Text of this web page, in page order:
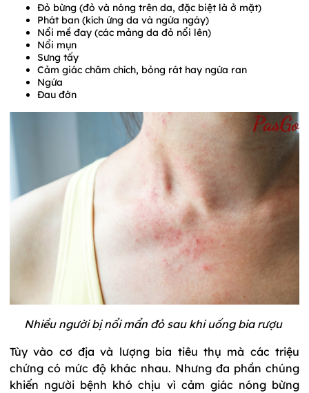
Đỏ bừng (đỏ và nóng trên da, đặc biệt là ở mặt)
Phát ban (kích ứng da và ngứa ngáy)
Nổi mề đay (các mảng da đỏ nổi lên)
Nổi mụn
Sưng tấy
Cảm giác châm chích, bỏng rát hay ngứa ran
Ngứa
Đau đớn
Nhiều người bị nổi mẩn đỏ sau khi uống bia rượu
Tùy vào cơ địa và lượng bia tiêu thụ mà các triệu
chứng có mức độ khác nhau. Nhưng đa phần chúng
khiến người bệnh khó chịu vì cảm giác nóng bừng